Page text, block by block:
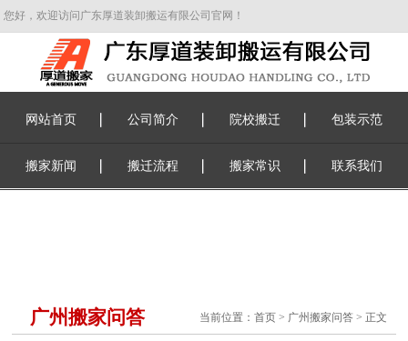
您好，欢迎访问广东厚道装卸搬运有限公司官网！
网站首页 公司简介 院校搬迁 包装示范
搬家新闻 搬迁流程 搬家常识 联系我们
广州搬家问答 当前位置： 首页> 广州搬家问答> 正文